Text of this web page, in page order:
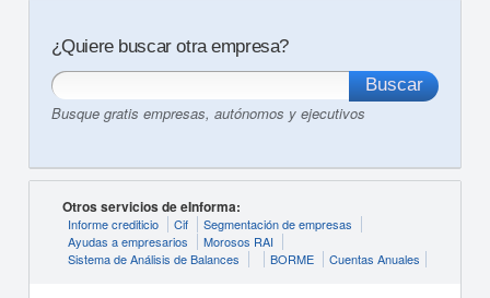
¿Quiere buscar otra empresa?
Busque gratis empresas, autónomos y ejecutivos
Otros servicios de eInforma:
Informe crediticio Cif
Segmentación de empresas
Ayudas a empresarios
Morosos RAI
Sistema de Análisis de Balances
BORME Cuentas Anuales